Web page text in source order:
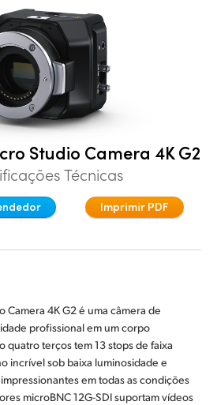
Studio Camera 4K G2
Técnicas
Imprimir PDF
Camera 4K G2 é uma câmera de
profissional em um corpo
quatro terços tem 13 stops de faixa
incrível sob baixa luminosidade e
em todas as condições
microBNC 12G-SDI suportam vídeos